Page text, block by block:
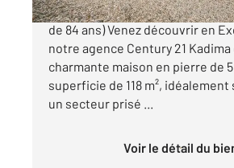
Saint Aubin de Médoc Viager
de 84 ans) Venez découvrir en
notre agence Century 21
charmante maison en pierre de
superficie de 118 m²,
un secteur prisé ...
Voir le détail du